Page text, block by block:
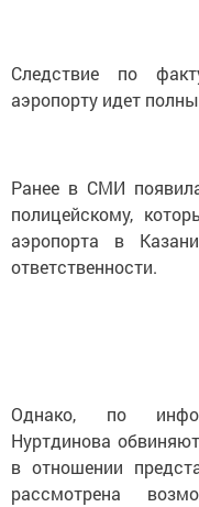
Следствие по
аэропорту идет
Ранее в СМИ
полицейскому,
аэропорта в
ответственности.
Однако, по
Нуртдинова
в отношении
рассмотрена